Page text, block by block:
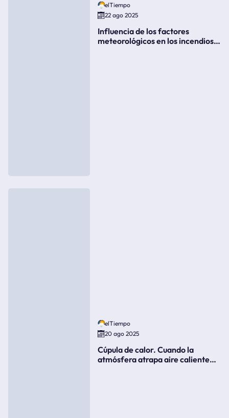
elTiempo
22 ago 2025
Influencia de los factores
meteorológicos en los incendios
elTiempo
20 ago 2025
Cúpula de calor. Cuando la
atmósfera atrapa aire caliente